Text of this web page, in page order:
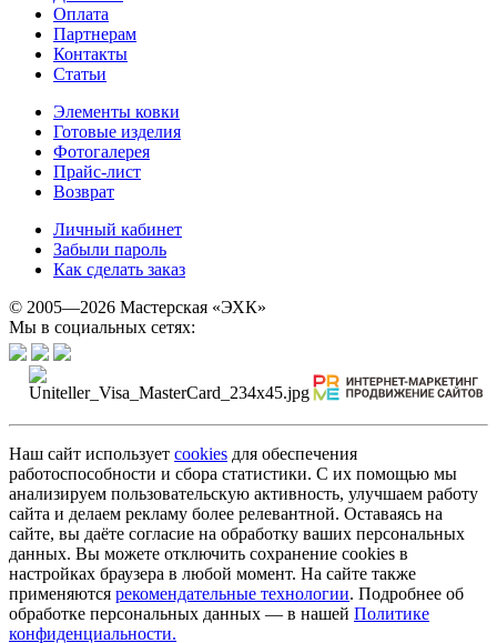
Оплата
Партнерам
Контакты
Статьи
Элементы ковки
Готовые изделия
Фотогалерея
Прайс-лист
Возврат
Личный кабинет
Забыли пароль
Как сделать заказ
© 2005—2026 Мастерская «ЭХК»
Мы в социальных сетях:
Наш сайт использует cookies для обеспечения
работоспособности и сбора статистики. С их помощью мы
анализируем пользовательскую активность, улучшаем работу
сайта и делаем рекламу более релевантной. Оставаясь на
сайте, вы даёте согласие на обработку ваших персональных
данных. Вы можете отключить сохранение cookies в
настройках браузера в любой момент. На сайте также
применяются рекомендательные технологии. Подробнее об
обработке персональных данных — в нашей Политике
конфиденциальности.